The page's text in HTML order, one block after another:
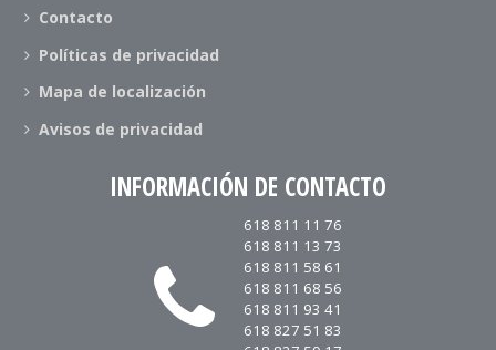
Contacto
Políticas de privacidad
Mapa de localización
Avisos de privacidad
INFORMACIÓN DE CONTACTO
618 811 11 76
618 811 13 73
618 811 58 61
618 811 68 56
618 811 93 41
618 827 51 83